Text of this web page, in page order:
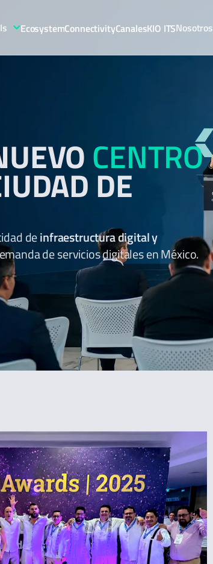
EcosystemConnectivityCanalesKIO ITSNosotros
CENTRO
DE
deinfraestructura digital y
de servicios digitales en México.